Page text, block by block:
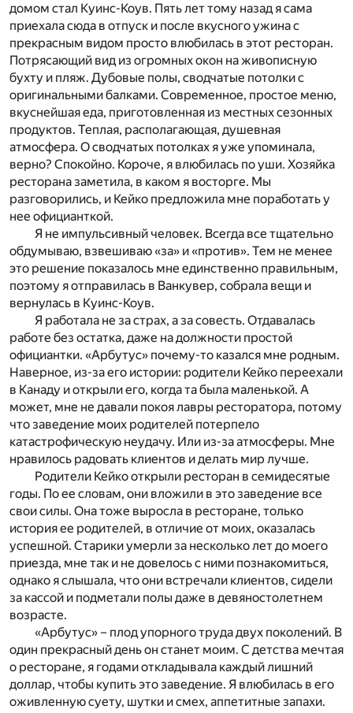
домом стал Куинс-Коув. Пять лет тому назад я сама
приехала сюда в отпуск и после вкусного ужина с
прекрасным видом просто влюбилась в этот ресторан.
Потрясающий вид из огромных окон на живописную
бухту и пляж. Дубовые полы, сводчатые потолки с
оригинальными балками. Современное, простое меню,
вкуснейшая еда, приготовленная из местных сезонных
продуктов. Теплая, располагающая, душевная
атмосфера. О сводчатых потолках я уже упоминала,
верно? Спокойно. Короче, я влюбилась по уши. Хозяйка
ресторана заметила, в каком я восторге. Мы
разговорились, и Кейко предложила мне поработать у
нее официанткой.
Я не импульсивный человек. Всегда все тщательно
обдумываю, взвешиваю «за» и «против». Тем не менее
это решение показалось мне единственно правильным,
поэтому я отправилась в Ванкувер, собрала вещи и
вернулась в Куинс-Коув.
Я работала не за страх, а за совесть. Отдавалась
работе без остатка, даже на должности простой
официантки. «Арбутус» почему-то казался мне родным.
Наверное, из-за его истории: родители Кейко переехали
в Канаду и открыли его, когда та была маленькой. А
может, мне не давали покоя лавры ресторатора, потому
что заведение моих родителей потерпело
катастрофическую неудачу. Или из-за атмосферы. Мне
нравилось радовать клиентов и делать мир лучше.
Родители Кейко открыли ресторан в семидесятые
годы. По ее словам, они вложили в это заведение все
свои силы. Она тоже выросла в ресторане, только
история ее родителей, в отличие от моих, оказалась
успешной. Старики умерли за несколько лет до моего
приезда, мне так и не довелось с ними познакомиться,
однако я слышала, что они встречали клиентов, сидели
за кассой и подметали полы даже в девяностолетнем
возрасте.
«Арбутус» – плод упорного труда двух поколений. В
один прекрасный день он станет моим. С детства мечтая
о ресторане, я годами откладывала каждый лишний
доллар, чтобы купить это заведение. Я влюбилась в его
оживленную суету, шутки и смех, аппетитные запахи.